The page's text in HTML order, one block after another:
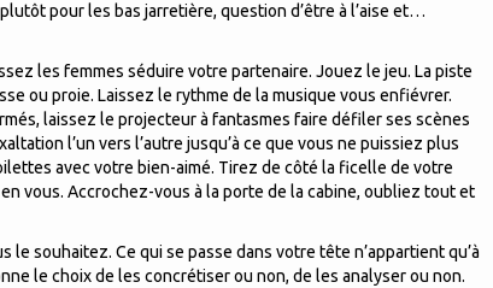
pour les bas jarretière, question d’être à l’aise et…
les femmes séduire votre partenaire. Jouez le jeu. La piste
ou proie. Laissez le rythme de la musique vous enfiévrer.
laissez le projecteur à fantasmes faire défiler ses scènes
l’un vers l’autre jusqu’à ce que vous ne puissiez plus
avec votre bien-aimé. Tirez de côté la ficelle de votre
vous. Accrochez-vous à la porte de la cabine, oubliez tout et
souhaitez. Ce qui se passe dans votre tête n’appartient qu’à
le choix de les concrétiser ou non, de les analyser ou non.